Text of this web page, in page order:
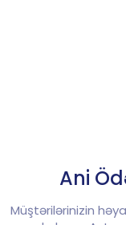
Ani
Müştərilərinizin